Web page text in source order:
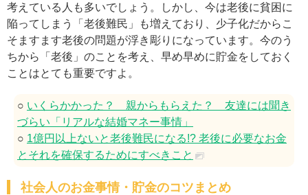
考えている人も多いでしょう。しかし、今は老後に貧困に
陥ってしまう「老後難民」も増えており、少子化だからこ
そますます老後の問題が浮き彫りになっています。今のう
ちから「老後」のことを考え、早め早めに貯金をしておく
ことはとても重要ですよ。
○ いくらかかった？ 親からもらえた？ 友達には聞き
づらい「リアルな結婚マネー事情」
○ 1億円以上ないと老後難民になる!? 老後に必要なお金
とそれを確保するためにすべきこと
社会人のお金事情・貯金のコツまとめ